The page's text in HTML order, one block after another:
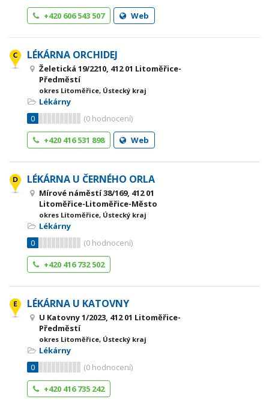
+420 606 543 507
Web
LÉKÁRNA ORCHIDEJ
Želetická 19/2210, 412 01 Litoměřice-
Předměstí
okres Litoměřice, Ústecký kraj
Lékárny
0
(0 hodnocení)
+420 416 531 898
Web
LÉKÁRNA U ČERNÉHO ORLA
Mírové náměstí 38/169, 412 01
Litoměřice-Litoměřice-Město
okres Litoměřice, Ústecký kraj
Lékárny
0
(0 hodnocení)
+420 416 732 502
LÉKÁRNA U KATOVNY
U Katovny 1/2023, 412 01 Litoměřice-
Předměstí
okres Litoměřice, Ústecký kraj
Lékárny
0
(0 hodnocení)
+420 416 735 242